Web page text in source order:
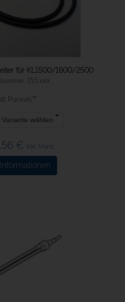
für KL1500/1600/2500
155.xxx
Puravis™
wählen
€ inkl. Mwst.